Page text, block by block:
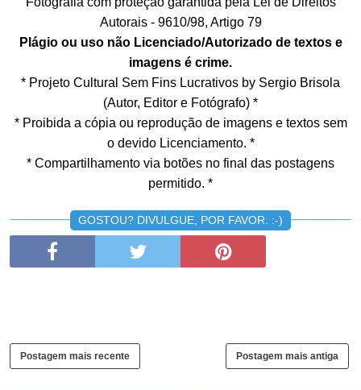
Autorais - 9610/98, Artigo 79
Plágio ou uso não Licenciado/Autorizado de textos e
imagens é crime.
* Projeto Cultural Sem Fins Lucrativos by Sergio Brisola
(Autor, Editor e Fotógrafo) *
* Proibida a cópia ou reprodução de imagens e textos sem
o devido Licenciamento. *
* Compartilhamento via botões no final das postagens
permitido. *
GOSTOU? DIVULGUE, POR FAVOR. :-)
Postagem mais recente Postagem mais antiga